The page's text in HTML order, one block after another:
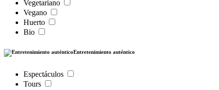
Vegetariano
Vegano
Huerto
Bio
Entretenimiento auténtico
Espectáculos
Tours